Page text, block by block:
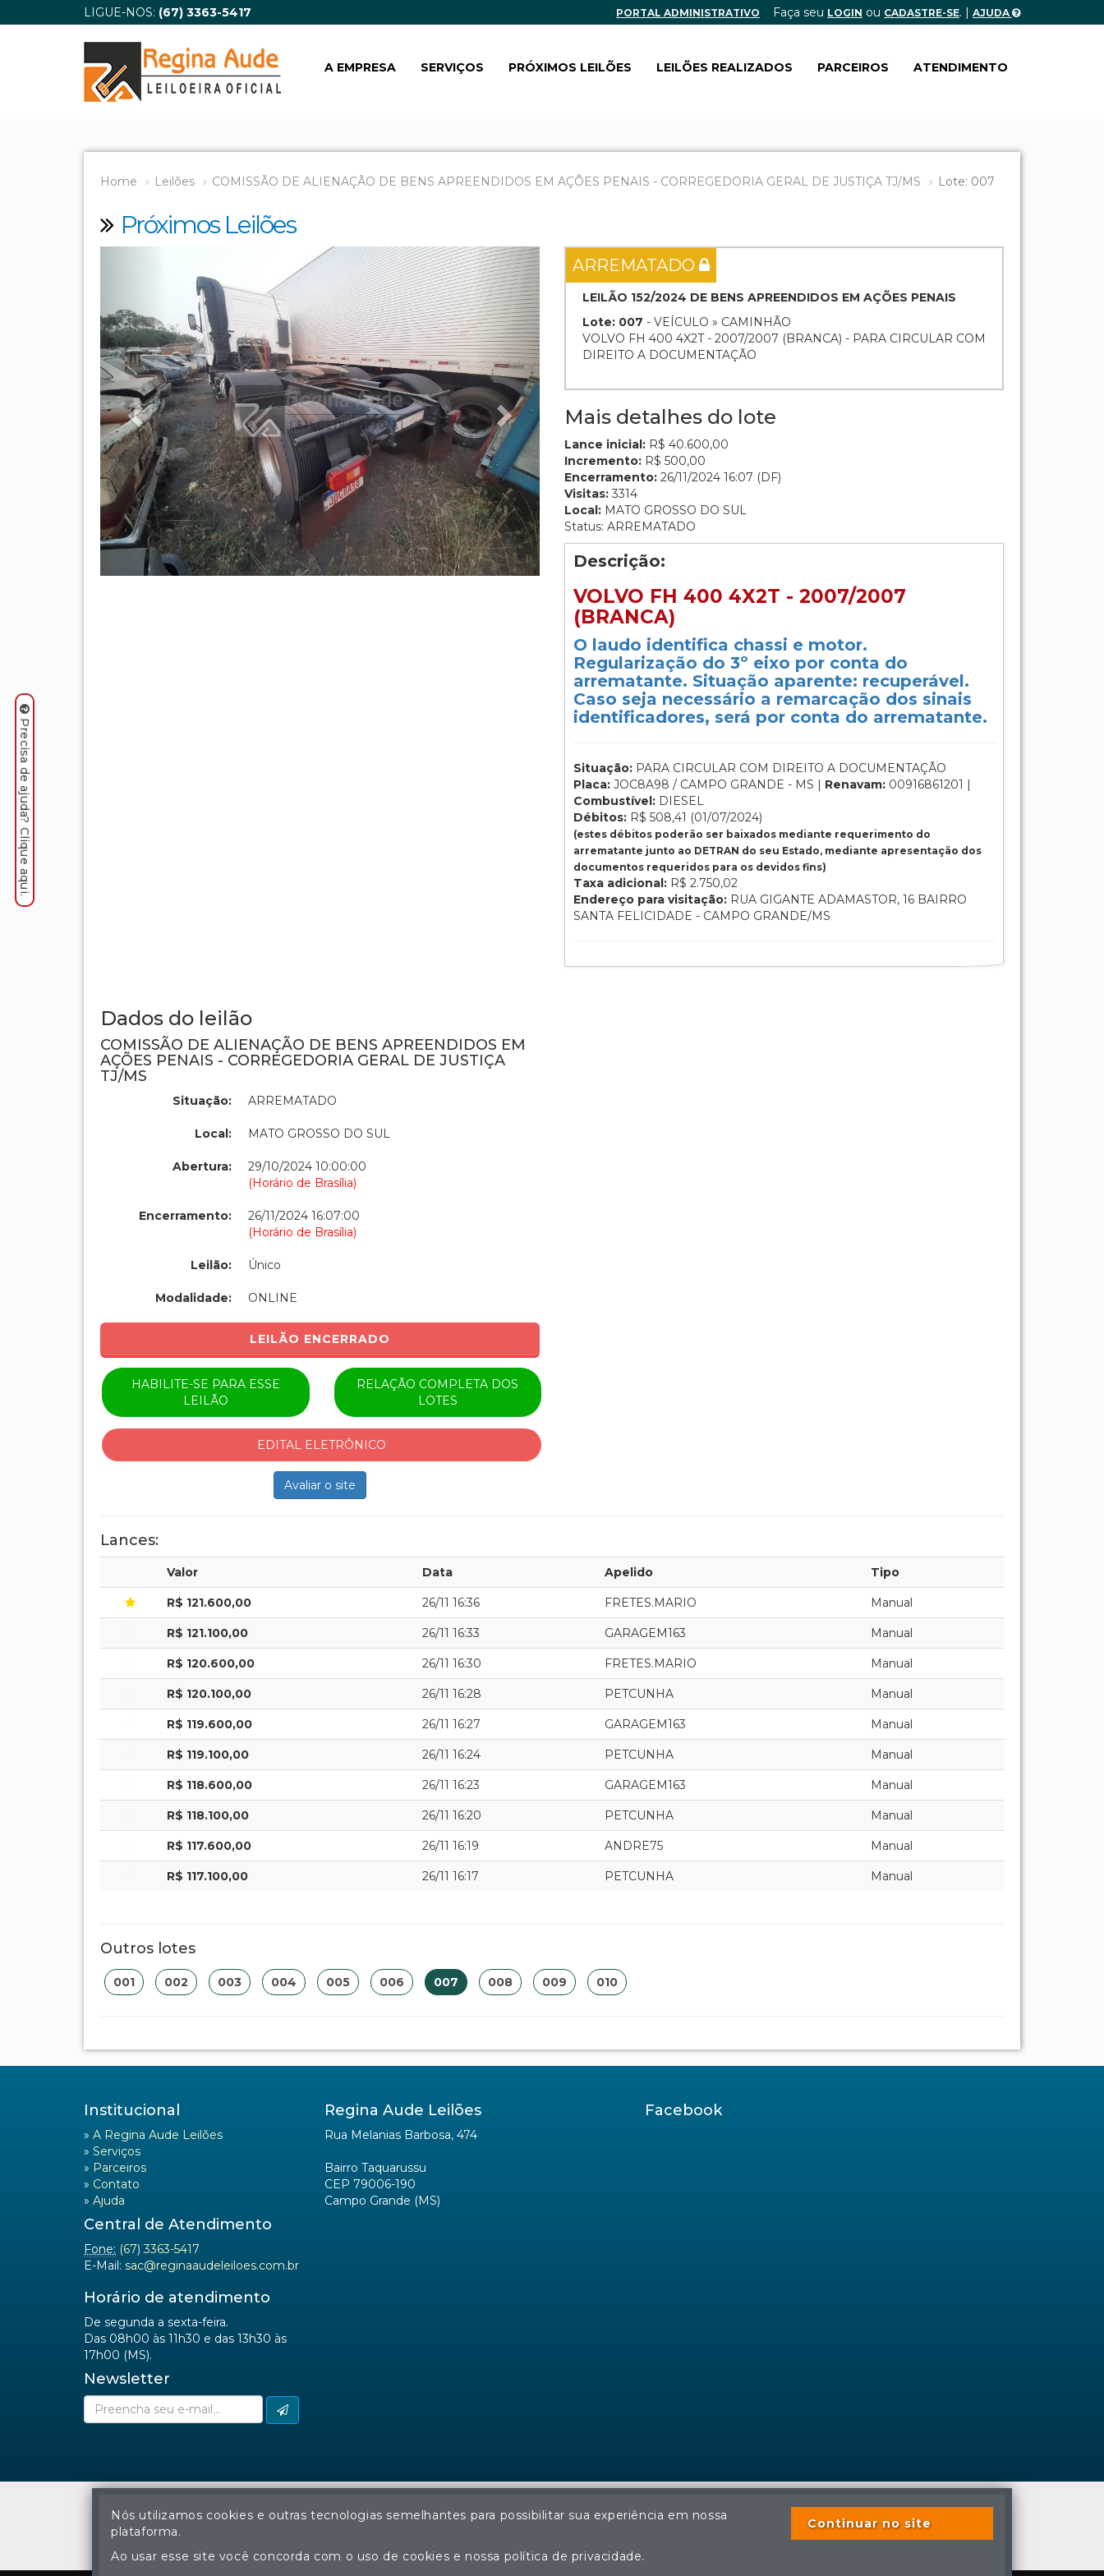
LIGUE-NOS: (67) 3363-5417 PORTAL ADMINISTRATIVO Faça seu LOGIN ou CADASTRE-SE. | AJUDA
A EMPRESA SERVIÇOS PRÓXIMOS LEILÕES LEILÕES REALIZADOS PARCEIROS ATENDIMENTO
Home Leilões COMISSÃO DE ALIENAÇÃO DE BENS APREENDIDOS EM AÇÕES PENAIS - CORREGEDORIA GERAL DE JUSTIÇA TJ/MS Lote: 007
Próximos Leilões
Next ARREMATADO
LEILÃO 152/2024 DE BENS APREENDIDOS EM AÇÕES PENAIS
Lote: 007 - VEÍCULO » CAMINHÃO
VOLVO FH 400 4X2T - 2007/2007 (BRANCA) - PARA CIRCULAR COM
DIREITO A DOCUMENTAÇÃO
Mais detalhes do lote
Lance inicial: R$ 40.600,00
Incremento: R$ 500,00
Encerramento: 26/11/2024 16:07 (DF)
Visitas: 3314
Local: MATO GROSSO DO SUL
Status: ARREMATADO
Descrição:
VOLVO FH 400 4X2T - 2007/2007
(BRANCA)
O laudo identifica chassi e motor.
Regularização do 3º eixo por conta do
arrematante. Situação aparente: recuperável.
Caso seja necessário a remarcação dos sinais
identificadores, será por conta do arrematante.
Situação: PARA CIRCULAR COM DIREITO A DOCUMENTAÇÃO
Placa: JOC8A98 / CAMPO GRANDE - MS | Renavam: 00916861201 |
Combustível: DIESEL
Débitos: R$ 508,41 (01/07/2024)
(estes débitos poderão ser baixados mediante requerimento do
arrematante junto ao DETRAN do seu Estado, mediante apresentação dos
documentos requeridos para os devidos fins)
Taxa adicional: R$ 2.750,02
Endereço para visitação: RUA GIGANTE ADAMASTOR, 16 BAIRRO
SANTA FELICIDADE - CAMPO GRANDE/MS
Dados do leilão
COMISSÃO DE ALIENAÇÃO DE BENS APREENDIDOS EM
AÇÕES PENAIS - CORREGEDORIA GERAL DE JUSTIÇA
TJ/MS
Situação: ARREMATADO
Local: MATO GROSSO DO SUL
Abertura:
29/10/2024 10:00:00
(Horário de Brasília)
Encerramento:
26/11/2024 16:07:00
(Horário de Brasília)
Leilão: Único
Modalidade: ONLINE
LEILÃO ENCERRADO
HABILITE-SE PARA ESSE
LEILÃO
RELAÇÃO COMPLETA DOS
LOTES
EDITAL ELETRÔNICO
Avaliar o site
Lances:
Valor Data Apelido Tipo
R$ 121.600,00 26/11 16:36 FRETES.MARIO Manual
R$ 121.100,00 26/11 16:33 GARAGEM163 Manual
R$ 120.600,00 26/11 16:30 FRETES.MARIO Manual
R$ 120.100,00 26/11 16:28 PETCUNHA Manual
R$ 119.600,00 26/11 16:27 GARAGEM163 Manual
R$ 119.100,00 26/11 16:24 PETCUNHA Manual
R$ 118.600,00 26/11 16:23 GARAGEM163 Manual
R$ 118.100,00 26/11 16:20 PETCUNHA Manual
R$ 117.600,00 26/11 16:19 ANDRE75 Manual
R$ 117.100,00 26/11 16:17 PETCUNHA Manual
Outros lotes
001 002 003 004 005 006 007 008 009 010
Institucional
» A Regina Aude Leilões
» Serviços
» Parceiros
» Contato
» Ajuda
Central de Atendimento
Fone: (67) 3363-5417
E-Mail: sac@reginaaudeleiloes.com.br
Horário de atendimento
De segunda a sexta-feira.
Das 08h00 às 11h30 e das 13h30 às
17h00 (MS).
Newsletter
Regina Aude Leilões
Rua Melanias Barbosa, 474
Bairro Taquarussu
CEP 79006-190
Campo Grande (MS)
Facebook
A cópia ou reprodução não autorizada do conteúdo deste site poderá acarretar em penas previstas em lei.
Precisa de ajuda? Clique aqui.
Nós utilizamos cookies e outras tecnologias semelhantes para possibilitar sua experiência em nossa
plataforma.
Ao usar esse site você concorda com o uso de cookies e nossa política de privacidade.
Continuar no site